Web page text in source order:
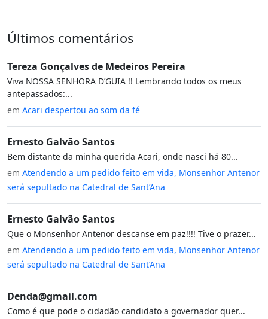
Últimos comentários
Tereza Gonçalves de Medeiros Pereira
Viva NOSSA SENHORA D’GUIA !! Lembrando todos os meus
antepassados:...
em Acari despertou ao som da fé
Ernesto Galvão Santos
Bem distante da minha querida Acari, onde nasci há 80...
em Atendendo a um pedido feito em vida, Monsenhor Antenor
será sepultado na Catedral de Sant’Ana
Ernesto Galvão Santos
Que o Monsenhor Antenor descanse em paz!!!! Tive o prazer...
em Atendendo a um pedido feito em vida, Monsenhor Antenor
será sepultado na Catedral de Sant’Ana
Denda@gmail.com
Como é que pode o cidadão candidato a governador quer...